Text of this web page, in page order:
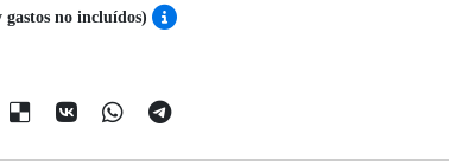
gastos no incluídos)